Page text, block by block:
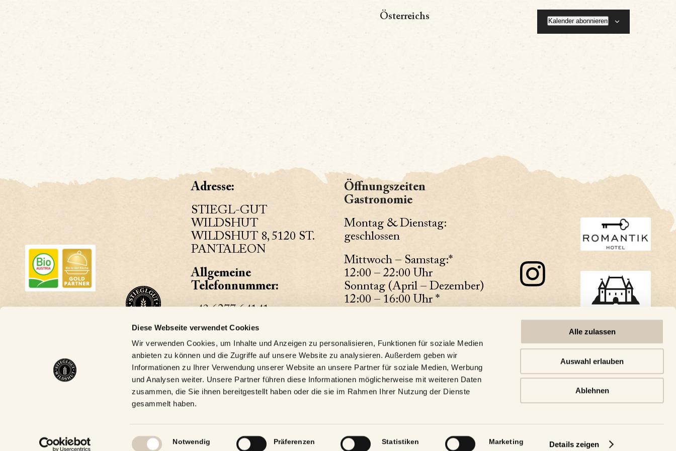
Diese Webseite verwendet Cookies
Wir verwenden Cookies, um Inhalte und Anzeigen zu personalisieren, Funktionen für soziale Medien
anbieten zu können und die Zugriffe auf unsere Website zu analysieren. Außerdem geben wir
Informationen zu Ihrer Verwendung unserer Website an unsere Partner für soziale Medien, Werbung
und Analysen weiter. Unsere Partner führen diese Informationen möglicherweise mit weiteren Daten
zusammen, die Sie ihnen bereitgestellt haben oder die sie im Rahmen Ihrer Nutzung der Dienste
gesammelt haben.
Einwilligungsauswahl
Notwendig Präferenzen Statistiken Marketing Details zeigen
Alle zulassen
Auswahl erlauben
Ablehnen
Österreichs Kalender abonnieren
Adresse:
STIEGL-GUT
WILDSHUT
WILDSHUT 8, 5120 ST.
PANTALEON
Allgemeine
Telefonnummer:
+43 6277 64141
+43 664 78 02 71 33
Allgemeine Mailadresse:
biergut@wildshut.at
Öffnungszeiten
Gastronomie
Montag & Dienstag:
geschlossen
Mittwoch – Samstag:*
12:00 – 22:00 Uhr
Sonntag (April – Dezember)
12:00 – 16:00 Uhr *
(* Ausnahme: Wildshut
Auszeit – 1. Sonntag im
Monat ab 10 Uhr)
Bürozeiten
Uhr